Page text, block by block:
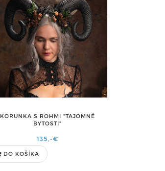
KORUNKA S ROHMI "TAJOMNÉ
BYTOSTI"
135,-€
DO KOŠÍKA